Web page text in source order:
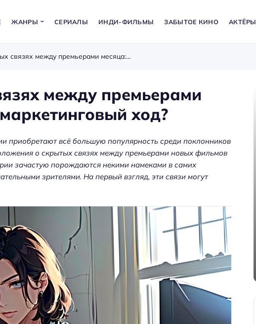
ЖАНРЫ СЕРИАЛЫ ИНДИ-ФИЛЬМЫ ЗАБЫТОЕ КИНО АКТЁРЫ
Фан-теории о скрытых связях между премьерами месяца: случайность или маркетинговый ход?
между премьерами
ход?
приобретают всё большую популярность среди поклонников
о скрытых связях между премьерами новых фильмов
зачастую порождаются некими намеками в самих
зрителями. На первый взгляд, эти связи могут
работать
мероприятий — звук, экраны,
тач-панели: как выбрать и не
ошибиться